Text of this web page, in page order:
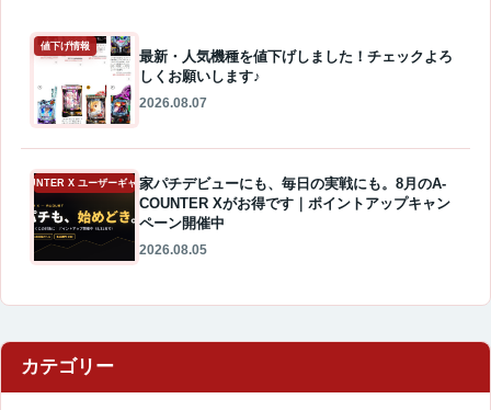
値下げ情報
最新・人気機種を値下げしました！チェックよろ
しくお願いします♪
2026.08.07
A-COUNTER X ユーザーギャラリー家パチデビューにも、毎日の実戦にも。8月のA-
COUNTER Xがお得です｜ポイントアップキャン
ペーン開催中
2026.08.05
カテゴリー